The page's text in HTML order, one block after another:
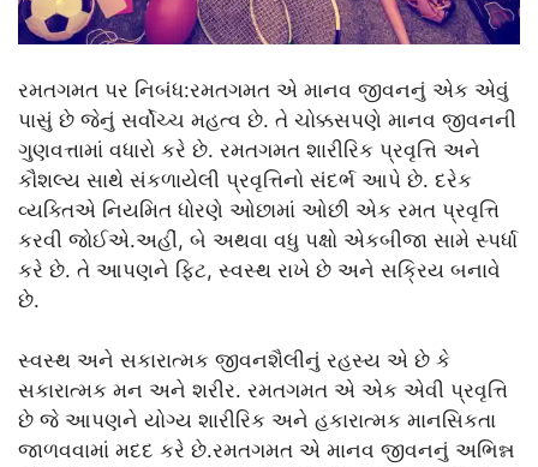
રમતગમત પર નિબંધ:રમતગમત એ માનવ જીવનનું એક એવું
પાસું છે જેનું સર્વોચ્ચ મહત્વ છે. તે ચોક્કસપણે માનવ જીવનની
ગુણવત્તામાં વધારો કરે છે. રમતગમત શારીરિક પ્રવૃત્તિ અને
કૌશલ્ય સાથે સંકળાયેલી પ્રવૃત્તિનો સંદર્ભ આપે છે. દરેક
વ્યક્તિએ નિયમિત ધોરણે ઓછામાં ઓછી એક રમત પ્રવૃત્તિ
કરવી જોઈએ.અહીં, બે અથવા વધુ પક્ષો એકબીજા સામે સ્પર્ધા
કરે છે. તે આપણને ફિટ, સ્વસ્થ રાખે છે અને સક્રિય બનાવે
છે.
સ્વસ્થ અને સકારાત્મક જીવનશૈલીનું રહસ્ય એ છે કે
સકારાત્મક મન અને શરીર. રમતગમત એ એક એવી પ્રવૃત્તિ
છે જે આપણને યોગ્ય શારીરિક અને હકારાત્મક માનસિકતા
જાળવવામાં મદદ કરે છે.રમતગમત એ માનવ જીવનનું અભિન્ન